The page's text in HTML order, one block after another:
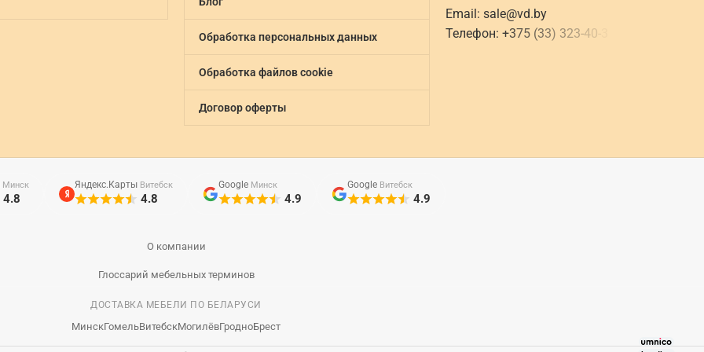
Обработка персональных данных
Обработка файлов cookie
Договор оферты
Email:sale@vd.by
Телефон:+375 (33) 323-40-
Минск
4.8
Яндекс.Карты Витебск
4.8
Google Минск
4.9
Google Витебск
4.9
О компании
Глоссарий мебельных терминов
ДОСТАВКА МЕБЕЛИ ПО БЕЛАРУСИ
МинскГомельВитебскМогилёвГродноБрест